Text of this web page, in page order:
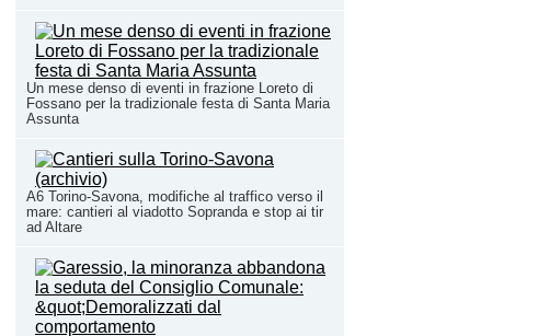
Un mese denso di eventi in frazione Loreto di
Fossano per la tradizionale festa di Santa Maria
Assunta
A6 Torino-Savona, modifiche al traffico verso il
mare: cantieri al viadotto Sopranda e stop ai tir
ad Altare